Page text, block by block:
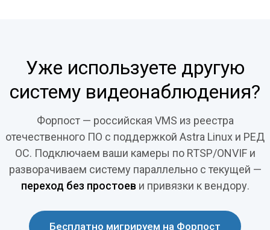
Уже используете другую
систему видеонаблюдения?
Форпост — российская VMS из реестра
отечественного ПО с поддержкой Astra Linux и РЕД
ОС. Подключаем ваши камеры по RTSP/ONVIF и
разворачиваем систему параллельно с текущей —
переход без простоев и привязки к вендору.
Бесплатно мигрируем на Форпост